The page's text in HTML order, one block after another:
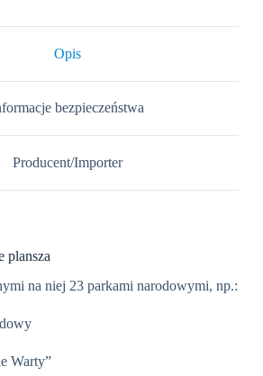
Opis
bezpieczeństwa
Producent/Importer
plansza
na niej 23 parkami narodowymi, np.:
Warty”